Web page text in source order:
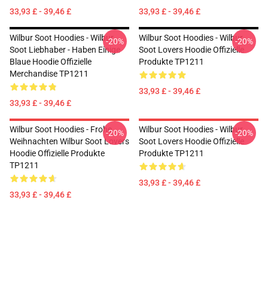
33,93 £ - 39,46 £ 33,93 £ - 39,46 £
Wilbur Soot Hoodies - Wilbur
Soot Liebhaber - Haben Einige
Blaue Hoodie Offizielle
Merchandise TP1211
33,93 £ - 39,46 £
-20%
Wilbur Soot Hoodies - Wilbur
Soot Lovers Hoodie Offizielle
Produkte TP1211
33,93 £ - 39,46 £
-20%
Wilbur Soot Hoodies - Frohe
Weihnachten Wilbur Soot Lovers
Hoodie Offizielle Produkte
TP1211
33,93 £ - 39,46 £
-20%
Wilbur Soot Hoodies - Wilbur
Soot Lovers Hoodie Offizielle
Produkte TP1211
33,93 £ - 39,46 £
-20%